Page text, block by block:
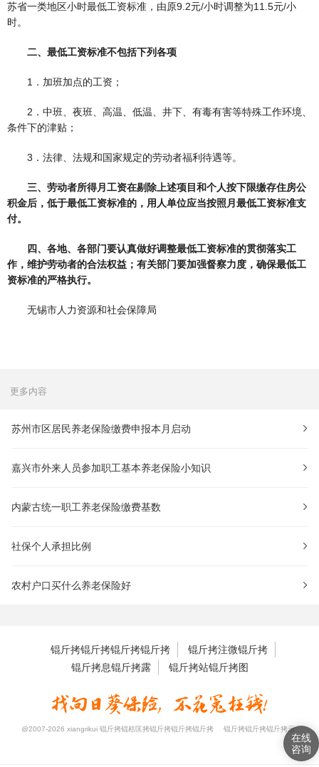
苏省一类地区小时最低工资标准，由原9.2元/小时调整为11.5元/小
时。
二、最低工资标准不包括下列各项
1．加班加点的工资；
2．中班、夜班、高温、低温、井下、有毒有害等特殊工作环境、
条件下的津贴；
3．法律、法规和国家规定的劳动者福利待遇等。
三、劳动者所得月工资在剔除上述项目和个人按下限缴存住房公
积金后，低于最低工资标准的，用人单位应当按照月最低工资标准支
付。
四、各地、各部门要认真做好调整最低工资标准的贯彻落实工
作，维护劳动者的合法权益；有关部门要加强督察力度，确保最低工
资标准的严格执行。
无锡市人力资源和社会保障局
更多内容
苏州市区居民养老保险缴费申报本月启动
嘉兴市外来人员参加职工基本养老保险小知识
内蒙古统一职工养老保险缴费基数
社保个人承担比例
农村户口买什么养老保险好
锟斤拷锟斤拷锟斤拷锟斤拷
锟斤拷注微锟斤拷
锟斤拷息锟斤拷露
锟斤拷站锟斤拷图
@2007-2026 xiangrikui 锟斤拷锟秸匡拷锟斤拷锟斤拷锟斤拷 锟斤拷锟斤拷锟斤拷示